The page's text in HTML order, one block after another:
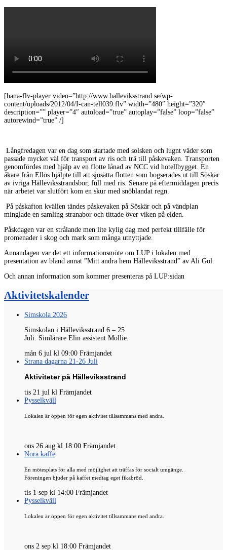
[hana-flv-player video=”http://www.halleviksstrand.se/wp-
content/uploads/2012/04/I-can-tell039.flv” width=”480″ height=”320″
description=”” player=”4″ autoload=”true” autoplay=”false” loop=”false”
autorewind=”true” /]
Långfredagen var en dag som startade med solsken och lugnt väder som
passade mycket väl för transport av ris och trä till påskevaken. Transporten
genomfördes med hjälp av en flotte lånad av NCC vid hotellbygget. En
åkare från Ellös hjälpte till att sjösätta flotten som bogserades ut till Söskär
av ivriga Hälleviksstrandsbor, full med ris. Senare på eftermiddagen precis
när arbetet var slutfört kom en skur med snöblandat regn.
På påskafton kvällen tändes påskevaken på Söskär och på vändplan
minglade en samling stranabor och tittade över viken på elden.
Påskdagen var en strålande men lite kylig dag med perfekt tillfälle för
promenader i skog och mark som många utnyttjade.
Annandagen var det ett informationsmöte om LUP i lokalen med
presentation av bland annat ”Mitt andra hem Hälleviksstrand” av Ali Gol.
Och annan information som kommer presenteras på LUP:sidan
Aktivitetskalender
Simskola 2026
Simskolan i Hälleviksstrand 6 – 25
Juli. Simlärare Elin assistent Mollie
mån 6 jul kl 09:00 Främjandet
Strana dagarna 21-26 Juli
Aktiviteter på Hälleviksstrand
tis 21 jul kl Främjandet
Pysselkväll
Lokalen är öppen för egen aktivitet tillsammans med andra.
ons 26 aug kl 18:00 Främjandet
Nora kaffe
En mötesplats för alla med möjlighet att träffas för socialt umgänge.
Föreningen bjuder på kaffet medtag eget fikabröd.
tis 1 sep kl 14:00 Främjandet
Pysselkväll
Lokalen är öppen för egen aktivitet tillsammans med andra.
ons 2 sep kl 18:00 Främjandet